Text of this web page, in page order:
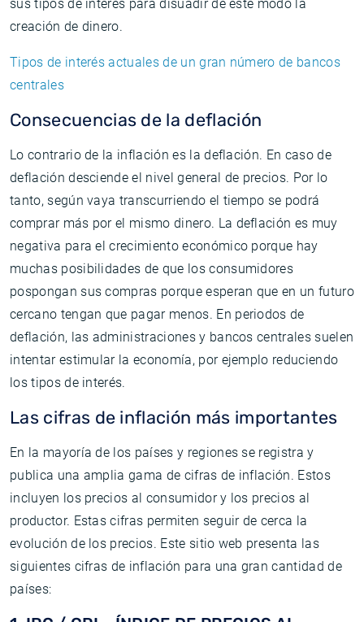
sus tipos de interés para disuadir de este modo la
creación de dinero.
Tipos de interés actuales de un gran número de bancos
centrales
Consecuencias de la deflación
Lo contrario de la inflación es la deflación. En caso de
deflación desciende el nivel general de precios. Por lo
tanto, según vaya transcurriendo el tiempo se podrá
comprar más por el mismo dinero. La deflación es muy
negativa para el crecimiento económico porque hay
muchas posibilidades de que los consumidores
pospongan sus compras porque esperan que en un futuro
cercano tengan que pagar menos. En periodos de
deflación, las administraciones y bancos centrales suelen
intentar estimular la economía, por ejemplo reduciendo
los tipos de interés.
Las cifras de inflación más importantes
En la mayoría de los países y regiones se registra y
publica una amplia gama de cifras de inflación. Estos
incluyen los precios al consumidor y los precios al
productor. Estas cifras permiten seguir de cerca la
evolución de los precios. Este sitio web presenta las
siguientes cifras de inflación para una gran cantidad de
países: